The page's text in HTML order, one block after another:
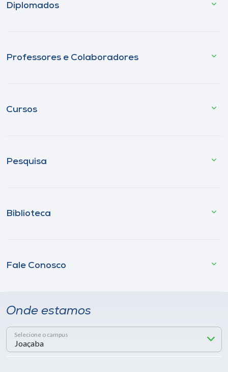
Diplomados
Professores e Colaboradores
Cursos
Pesquisa
Biblioteca
Fale Conosco
Onde estamos
Selecione o campus